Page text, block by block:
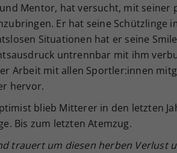
Mentor, hat versucht, mit seiner
Er hat seine Schützlinge
Situationen hat er seine
untrennbar mit ihm
Arbeit mit allen Sportler:innen
hervor.
blieb Mitterer in den letzten
Bis zum letzten Atemzug.
trauert um diesen herben Verlust